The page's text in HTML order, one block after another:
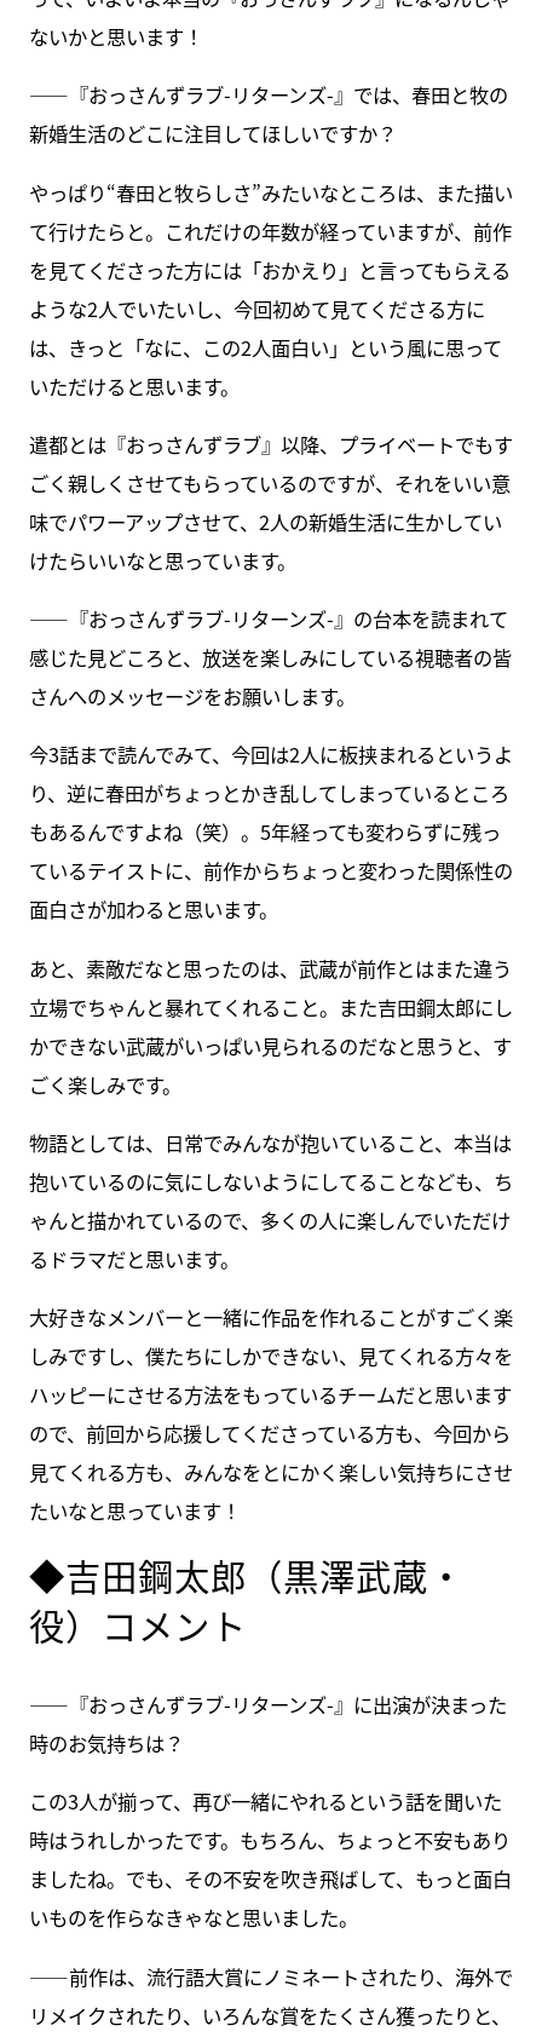
ないかと思います！
――『おっさんずラブ-リターンズ-』では、春田と牧の
新婚生活のどこに注目してほしいですか？
やっぱり“春田と牧らしさ”みたいなところは、また描い
て行けたらと。これだけの年数が経っていますが、前作
を見てくださった方には「おかえり」と言ってもらえる
ような2人でいたいし、今回初めて見てくださる方に
は、きっと「なに、この2人面白い」という風に思って
いただけると思います。
遣都とは『おっさんずラブ』以降、プライベートでもす
ごく親しくさせてもらっているのですが、それをいい意
味でパワーアップさせて、2人の新婚生活に生かしてい
けたらいいなと思っています。
――『おっさんずラブ-リターンズ-』の台本を読まれて
感じた見どころと、放送を楽しみにしている視聴者の皆
さんへのメッセージをお願いします。
今3話まで読んでみて、今回は2人に板挟まれるというよ
り、逆に春田がちょっとかき乱してしまっているところ
もあるんですよね（笑）。5年経っても変わらずに残っ
ているテイストに、前作からちょっと変わった関係性の
面白さが加わると思います。
あと、素敵だなと思ったのは、武蔵が前作とはまた違う
立場でちゃんと暴れてくれること。また吉田鋼太郎にし
かできない武蔵がいっぱい見られるのだなと思うと、す
ごく楽しみです。
物語としては、日常でみんなが抱いていること、本当は
抱いているのに気にしないようにしてることなども、ち
ゃんと描かれているので、多くの人に楽しんでいただけ
るドラマだと思います。
大好きなメンバーと一緒に作品を作れることがすごく楽
しみですし、僕たちにしかできない、見てくれる方々を
ハッピーにさせる方法をもっているチームだと思います
ので、前回から応援してくださっている方も、今回から
見てくれる方も、みんなをとにかく楽しい気持ちにさせ
たいなと思っています！
◆吉田鋼太郎（黒澤武蔵・
役）コメント
――『おっさんずラブ-リターンズ-』に出演が決まった
時のお気持ちは？
この3人が揃って、再び一緒にやれるという話を聞いた
時はうれしかったです。もちろん、ちょっと不安もあり
ましたね。でも、その不安を吹き飛ばして、もっと面白
いものを作らなきゃなと思いました。
――前作は、流行語大賞にノミネートされたり、海外で
リメイクされたり、いろんな賞をたくさん獲ったりと、